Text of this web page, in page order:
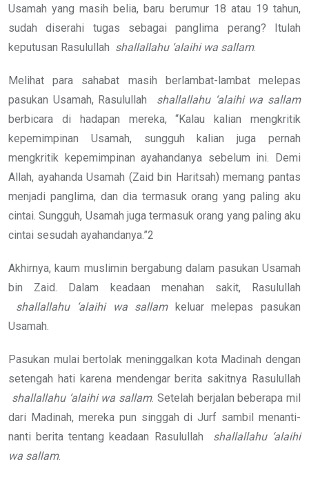
Usamah yang masih belia, baru berumur 18 atau 19 tahun,
sudah diserahi tugas sebagai panglima perang? Itulah
keputusan Rasulullah shallallahu ‘alaihi wa sallam.
Melihat para sahabat masih berlambat-lambat melepas
pasukan Usamah, Rasulullah
shallallahu ‘alaihi wa sallam
berbicara di hadapan mereka, “Kalau kalian mengkritik
kepemimpinan Usamah, sungguh kalian juga pernah
mengkritik kepemimpinan ayahandanya sebelum ini. Demi
Allah, ayahanda Usamah (Zaid bin Haritsah) memang pantas
menjadi panglima, dan dia termasuk orang yang paling aku
cintai. Sungguh, Usamah juga termasuk orang yang paling aku
cintai sesudah ayahandanya.”2
Akhirnya, kaum muslimin bergabung dalam pasukan Usamah
bin Zaid. Dalam keadaan menahan sakit, Rasulullah
shallallahu ‘alaihi wa sallamkeluar melepas pasukan
Usamah.
Pasukan mulai bertolak meninggalkan kota Madinah dengan
setengah hati karena mendengar berita sakitnya Rasulullah
shallallahu ‘alaihi wa sallam. Setelah berjalan beberapa mil
dari Madinah, mereka pun singgah di Jurf sambil menanti-
nanti berita tentang keadaan Rasulullah
shallallahu ‘alaihi
wa sallam.